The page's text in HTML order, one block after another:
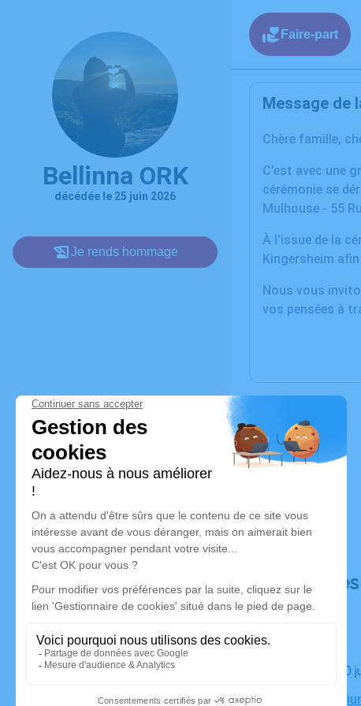
Bellinna ORK
décédée le 25 juin 2026
Je rends hommage
Faire-part
Message de
Chère famille,
C’est avec une
cérémonie se
Mulhouse - 55
À l'issue de la
Kingersheim
Nous vous
vos pensées à
Déroulé
Le mardi